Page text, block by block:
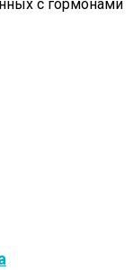
с гормонами